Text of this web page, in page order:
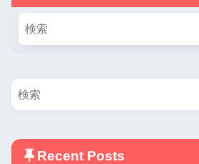
Recent Posts